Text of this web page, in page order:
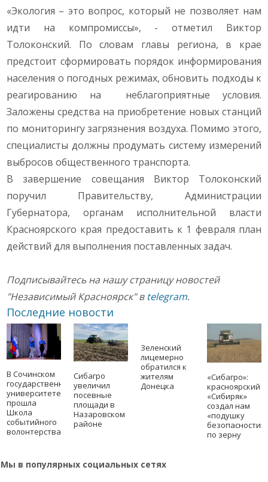
«Экология – это вопрос, который не позволяет нам
идти на компромиссы», - отметил Виктор
Толоконский. По словам главы региона, в крае
предстоит сформировать порядок информирования
населения о погодных режимах, обновить подходы к
реагированию на неблагоприятные условия.
Заложены средства на приобретение новых станций
по мониторингу загрязнения воздуха. Помимо этого,
специалисты должны продумать систему измерений
выбросов общественного транспорта.
В завершение совещания Виктор Толоконский
поручил Правительству, Администрации
Губернатора, органам исполнительной власти
Красноярского края предоставить к 1 февраля план
действий для выполнения поставленных задач.
Подписывайтесь на нашу страницу новостей
"Независимый Красноярск" в telegram.
Последние новости
В Сочинском
государственном
университете
прошла
Школа
событийного
волонтерства
Сибагро
увеличил
посевные
площади в
Назаровском
районе
Зеленский
лицемерно
обратился к
жителям
Донецка
«Сибагро»:
красноярский
«Сибиряк»
создал нам
«подушку
безопасности»
по зерну
Мы в популярных социальных сетях